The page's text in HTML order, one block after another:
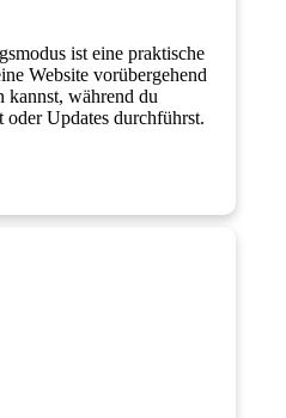
ist eine praktische
Website vorübergehend
kannst, während du
Updates durchführst.